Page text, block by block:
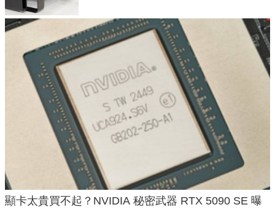
顯卡太貴買不起？NVIDIA 秘密武器 RTX 5090 SE 曝